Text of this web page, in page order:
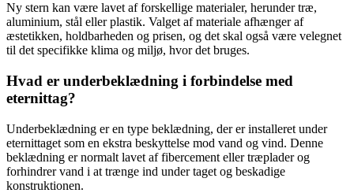
Ny stern kan være lavet af forskellige materialer, herunder træ,
aluminium, stål eller plastik. Valget af materiale afhænger af
æstetikken, holdbarheden og prisen, og det skal også være velegnet
til det specifikke klima og miljø, hvor det bruges.
Hvad er underbeklædning i forbindelse med
eternittag?
Underbeklædning er en type beklædning, der er installeret under
eternittaget som en ekstra beskyttelse mod vand og vind. Denne
beklædning er normalt lavet af fibercement eller træplader og
forhindrer vand i at trænge ind under taget og beskadige
konstruktionen.